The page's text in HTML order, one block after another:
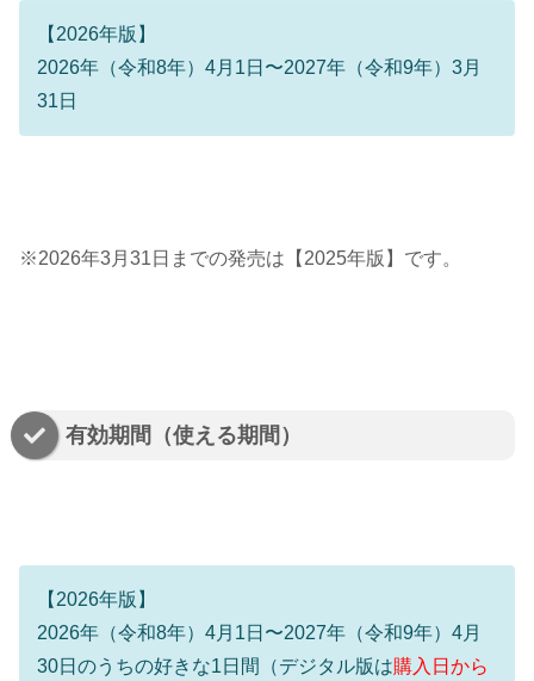
【2026年版】
2026年（令和8年）4月1日〜2027年（令和9年）3月
31日
※2026年3月31日までの発売は【2025年版】です。
有効期間（使える期間）
【2026年版】
2026年（令和8年）4月1日〜2027年（令和9年）4月
30日のうちの好きな1日間（デジタル版は購入日から